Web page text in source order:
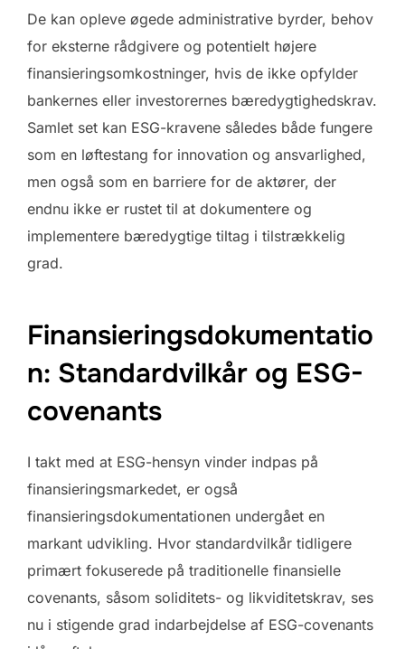
De kan opleve øgede administrative byrder, behov
for eksterne rådgivere og potentielt højere
finansieringsomkostninger, hvis de ikke opfylder
bankernes eller investorernes bæredygtighedskrav.
Samlet set kan ESG-kravene således både fungere
som en løftestang for innovation og ansvarlighed,
men også som en barriere for de aktører, der
endnu ikke er rustet til at dokumentere og
implementere bæredygtige tiltag i tilstrækkelig
grad.
Finansieringsdokumentatio
n: Standardvilkår og ESG-
covenants
I takt med at ESG-hensyn vinder indpas på
finansieringsmarkedet, er også
finansieringsdokumentationen undergået en
markant udvikling. Hvor standardvilkår tidligere
primært fokuserede på traditionelle finansielle
covenants, såsom soliditets- og likviditetskrav, ses
nu i stigende grad indarbejdelse af ESG-covenants